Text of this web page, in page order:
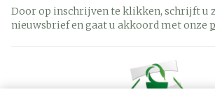
Door op inschrijven te klikken, schrijft u
nieuwsbrief en gaat u akkoord met onze